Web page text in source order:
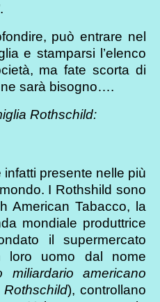
può entrare nel
e stamparsi l’elenco
ma fate scorta di
sarà bisogno….
Rothschild:
presente nelle più
I Rothshild sono
American Tabacco, la
mondiale produttrice
il supermercato
loro uomo dal nome
miliardario americano
Rothschild), controllano